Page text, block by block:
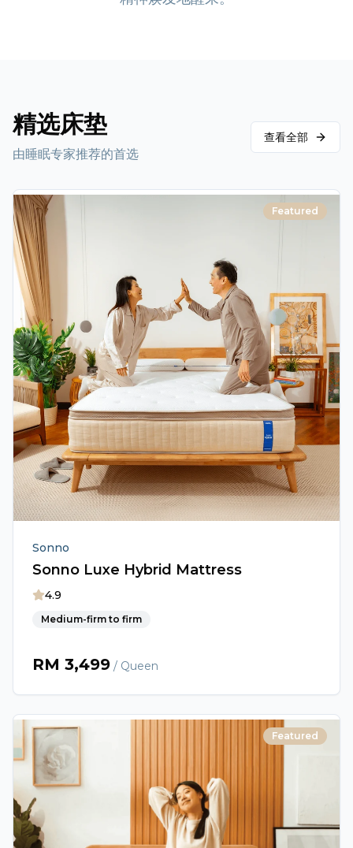
精选床垫
由睡眠专家推荐的首选
查看全部
Featured
Sonno
Sonno Luxe Hybrid Mattress
4.9
Medium-firm to firm
RM 3,499 / Queen
Featured